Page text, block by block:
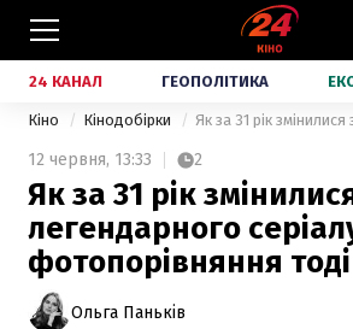
24 КАНАЛ ГЕОПОЛІТИКА
Кіно Кінодобірки
12 червня, 13:33 2
Як за 31 рік
легендарного
фотопорівняння
Ольга Паньків